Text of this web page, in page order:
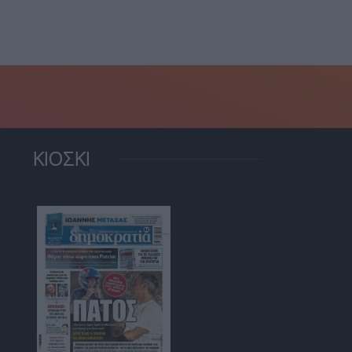
ΚΙΟΣΚΙ